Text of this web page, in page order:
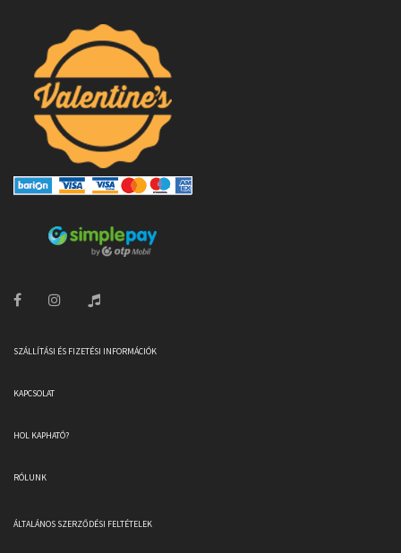
SZÁLLÍTÁSI ÉS FIZETÉSI INFORMÁCIÓK
KAPCSOLAT
HOL KAPHATÓ?
RÓLUNK
ÁLTALÁNOS SZERZŐDÉSI FELTÉTELEK